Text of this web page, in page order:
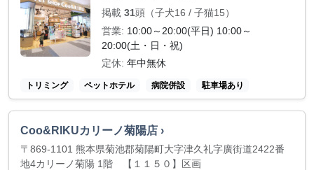
掲載 31頭（子犬16 / 子猫15）
営業: 10:00～20:00(平日) 10:00～
20:00(土・日・祝)
定休: 年中無休
トリミング ペットホテル 病院併設 駐車場あり
Coo&RIKUカリーノ菊陽店 ›
〒869-1101 熊本県菊池郡菊陽町大字津久礼字廣街道2422番
地4カリーノ菊陽 1階 【１１５０】区画